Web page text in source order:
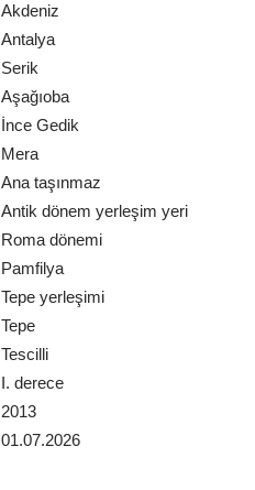
Akdeniz
Antalya
Serik
Aşağıoba
İnce Gedik
Mera
Ana taşınmaz
Antik dönem yerleşim yeri
Roma dönemi
Pamfilya
Tepe yerleşimi
Tepe
Tescilli
I. derece
2013
01.07.2026